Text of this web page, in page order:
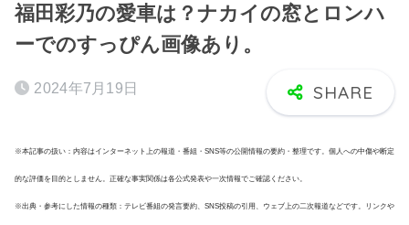
福田彩乃の愛車は？ナカイの窓とロンハ
ーでのすっぴん画像あり。
2024年7月19日
※本記事の扱い：内容はインターネット上の報道・番組・SNS等の公開情報の要約・整理です。個人への中傷や断定
的な評価を目的としません。正確な事実関係は各公式発表や一次情報でご確認ください。
※出典・参考にした情報の種類：テレビ番組の発言要約、SNS投稿の引用、ウェブ上の二次報道などです。リンクや